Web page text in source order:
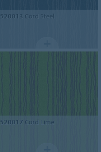
520013 Cord Steel
520017 Cord Lime